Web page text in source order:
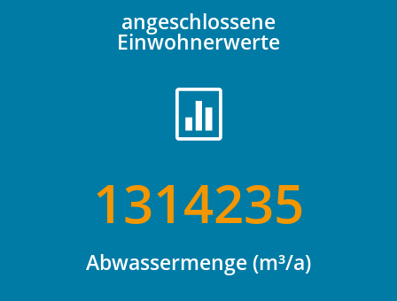
angeschlossene
Einwohnerwerte

1314235
Abwassermenge (m³/a)